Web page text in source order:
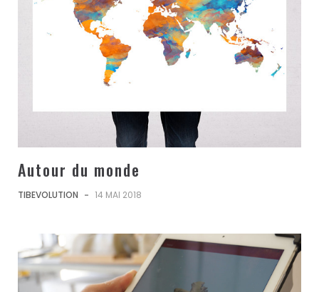
Autour du monde
TIBEVOLUTION - 14 MAI 2018